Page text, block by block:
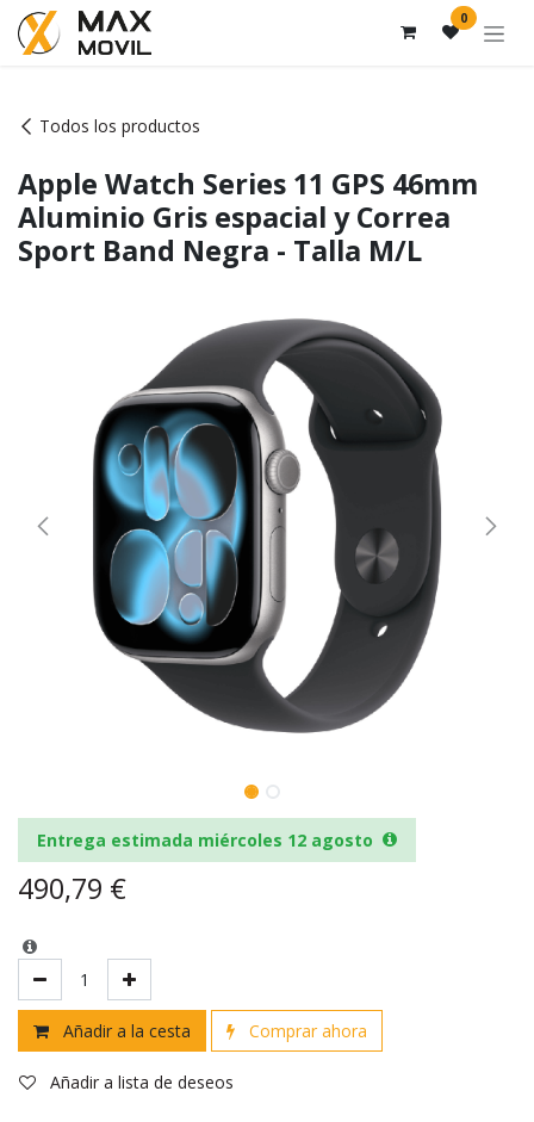
Ir al contenido 0
Todos los productos
Apple Watch Series 11 GPS 46mm
Aluminio Gris espacial y Correa
Sport Band Negra - Talla M/L
Entrega estimada miércoles 12 agosto
490,79 €
Añadir a la cesta Comprar ahora
Añadir a lista de deseos